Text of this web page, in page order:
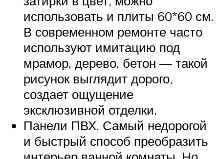
использовать и плиты 60*60 см.
В современном ремонте часто
используют имитацию под
мрамор, дерево, бетон — такой
рисунок выглядит дорого,
создает ощущение
эксклюзивной отделки.
Панели ПВХ. Самый недорогой
и быстрый способ преобразить